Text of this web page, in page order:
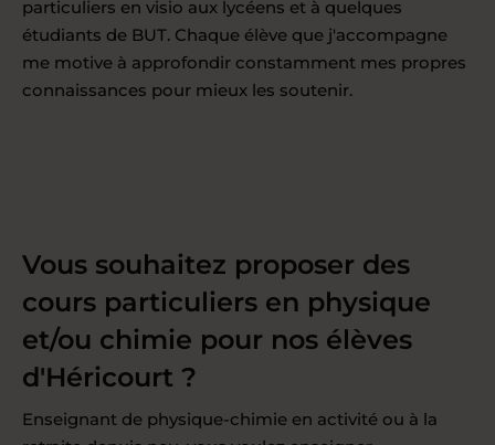
particuliers en visio aux lycéens et à quelques
étudiants de BUT. Chaque élève que j'accompagne
me motive à approfondir constamment mes propres
connaissances pour mieux les soutenir.
Vous souhaitez proposer des
cours particuliers en physique
et/ou chimie pour nos élèves
d'Héricourt ?
Enseignant de physique-chimie en activité ou à la